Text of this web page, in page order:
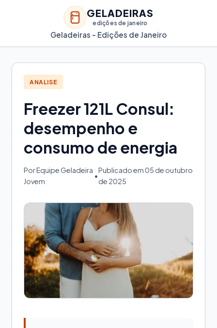
GELADEIRAS
edições de janeiro
Geladeiras - Edições de Janeiro
ANALISE
Freezer 121L Consul:
desempenho e
consumo de energia
Por Equipe Geladeira
Jovem
•
Publicado em 05 de outubro
de 2025